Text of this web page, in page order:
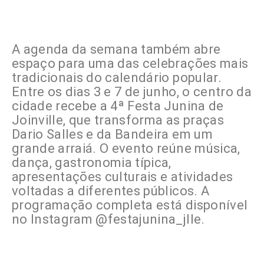
A agenda da semana também abre
espaço para uma das celebrações mais
tradicionais do calendário popular.
Entre os dias 3 e 7 de junho, o centro da
cidade recebe a 4ª Festa Junina de
Joinville, que transforma as praças
Dario Salles e da Bandeira em um
grande arraiá. O evento reúne música,
dança, gastronomia típica,
apresentações culturais e atividades
voltadas a diferentes públicos. A
programação completa está disponível
no Instagram @festajunina_jlle.